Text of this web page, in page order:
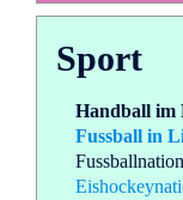
Sport
Handball im
Fussball in